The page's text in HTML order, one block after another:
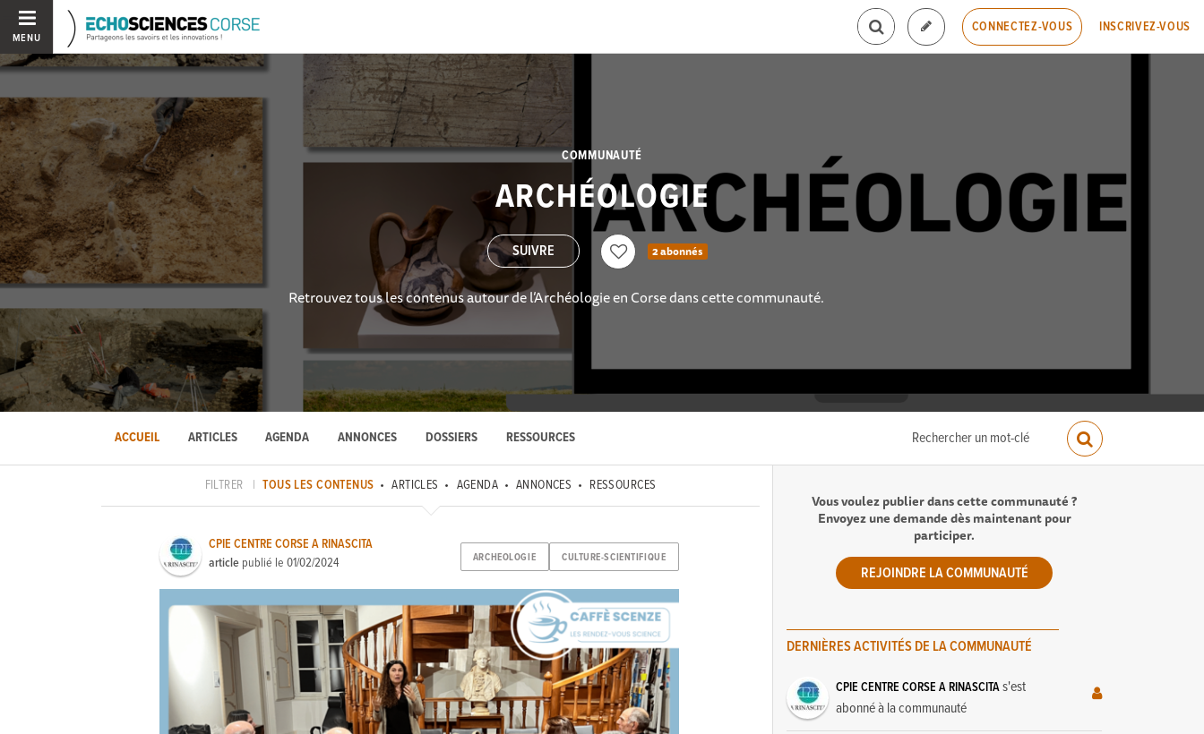
MENU
CONNECTEZ-VOUS INSCRIVEZ-VOUS
COMMUNAUTÉ
ARCHÉOLOGIE
2 abonnés
Retrouvez tous les contenus autour de l’Archéologie en Corse dans cette communauté.
ACCUEIL ARTICLES AGENDA ANNONCES DOSSIERS RESSOURCES
FILTRER | TOUS LES CONTENUS ARTICLES AGENDA ANNONCES RESSOURCES
ARCHEOLOGIE CULTURE-SCIENTIFIQUE
CPIE CENTRE CORSE A RINASCITA
article publié le01/02/2024
Vous voulez publier dans cette communauté ?
Envoyez une demande dès maintenant pour
participer.
REJOINDRE LA COMMUNAUTÉ
DERNIÈRES ACTIVITÉS DE LA COMMUNAUTÉ
CPIE CENTRE CORSE A RINASCITAs'est
abonné à la communauté